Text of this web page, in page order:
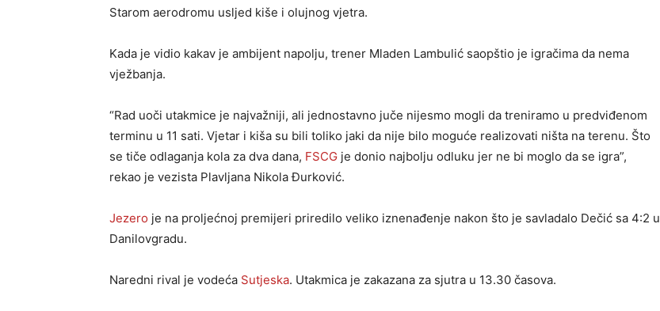
Starom aerodromu usljed kiše i olujnog vjetra.
Kada je vidio kakav je ambijent napolju, trener Mladen Lambulić saopštio je igračima da nema
vježbanja.
“Rad uoči utakmice je najvažniji, ali jednostavno juče nijesmo mogli da treniramo u predviđenom
terminu u 11 sati. Vjetar i kiša su bili toliko jaki da nije bilo moguće realizovati ništa na terenu. Što
se tiče odlaganja kola za dva dana, FSCG je donio najbolju odluku jer ne bi moglo da se igra”,
rekao je vezista Plavljana Nikola Đurković.
Jezero je na proljećnoj premijeri priredilo veliko iznenađenje nakon što je savladalo Dečić sa 4:2 u
Danilovgradu.
Naredni rival je vodeća Sutjeska. Utakmica je zakazana za sjutra u 13.30 časova.